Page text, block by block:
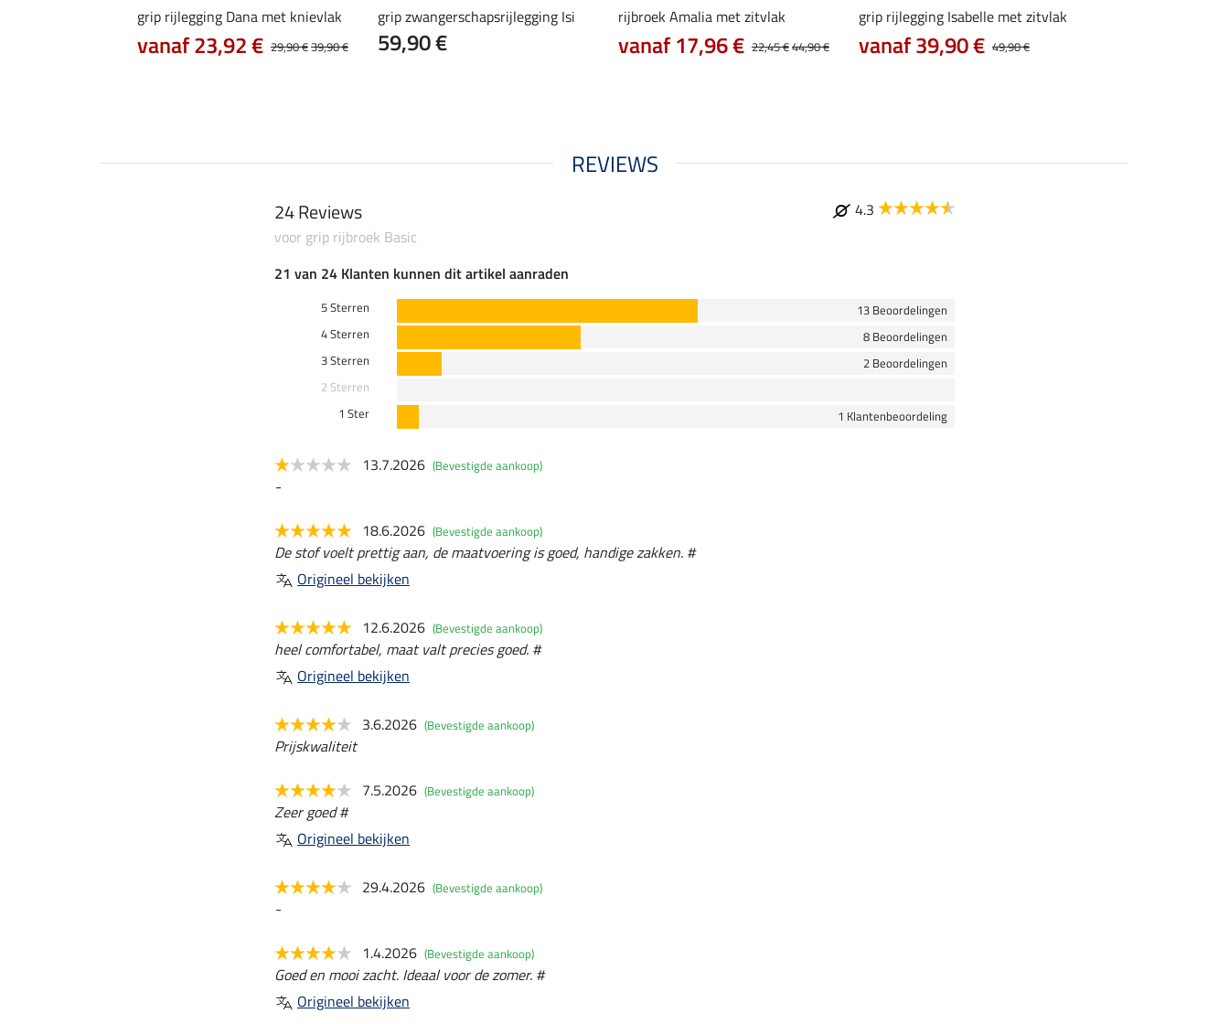
grip rijlegging Dana met knievlak
29,90 €39,90 €
vanaf 23,92 €
grip zwangerschapsrijlegging Isi
59,90 €
rijbroek Amalia met zitvlak
22,45 €44,90 €
vanaf 17,96 €
grip rijlegging Isabelle met zitvlak
49,90 €
vanaf 39,90 €
REVIEWS
24 Reviews
4.3
voor grip rijbroek Basic
21 van 24 Klanten kunnen dit artikel aanraden
5 Sterren
13 Beoordelingen
4 Sterren
8 Beoordelingen
3 Sterren
2 Beoordelingen
2 Sterren
1 Ster
1 Klantenbeoordeling
13.7.2026 (Bevestigde aankoop)
-
18.6.2026 (Bevestigde aankoop)
De stof voelt prettig aan, de maatvoering is goed, handige zakken. #
Origineel bekijken
12.6.2026 (Bevestigde aankoop)
heel comfortabel, maat valt precies goed. #
Origineel bekijken
3.6.2026 (Bevestigde aankoop)
Prijskwaliteit
7.5.2026 (Bevestigde aankoop)
Zeer goed #
Origineel bekijken
29.4.2026 (Bevestigde aankoop)
-
1.4.2026 (Bevestigde aankoop)
Goed en mooi zacht. Ideaal voor de zomer. #
Origineel bekijken